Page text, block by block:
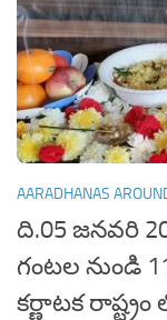
AARADHANAS
ది.05 జనవరి
గంటల నుండి
కర్ణాటక